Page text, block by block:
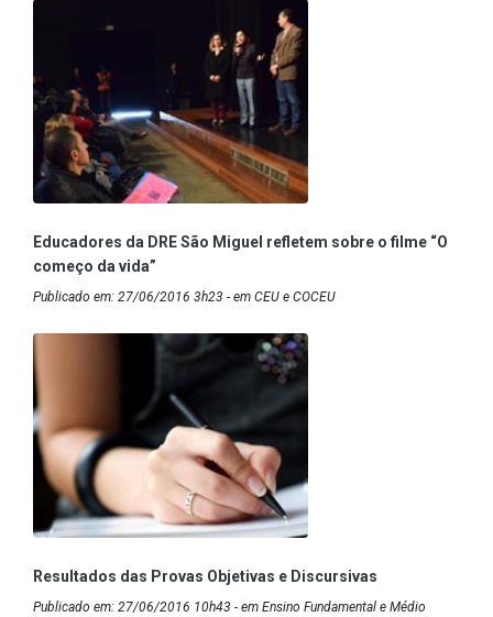
Educadores da DRE São Miguel refletem sobre o filme “O
começo da vida”
Publicado em: 27/06/2016 3h23 - em CEU e COCEU
Resultados das Provas Objetivas e Discursivas
Publicado em: 27/06/2016 10h43 - em Ensino Fundamental e Médio